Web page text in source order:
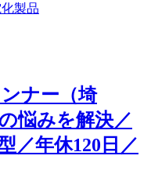
製品
ナー（埼
悩みを解決／
／年休120日／